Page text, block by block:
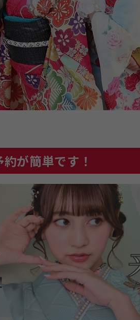
が簡単です！